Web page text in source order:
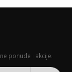
ponude i akcije.